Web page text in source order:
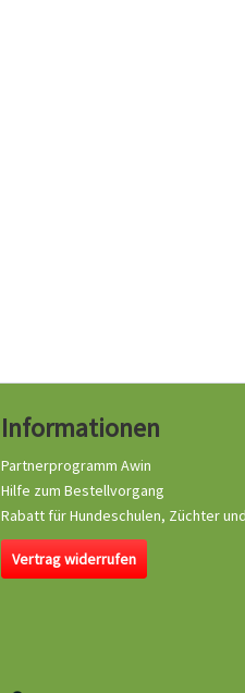
Informationen
Partnerprogramm Awin
Hilfe zum Bestellvorgang
Rabatt für Hundeschulen, Züchter
Vertrag widerrufen